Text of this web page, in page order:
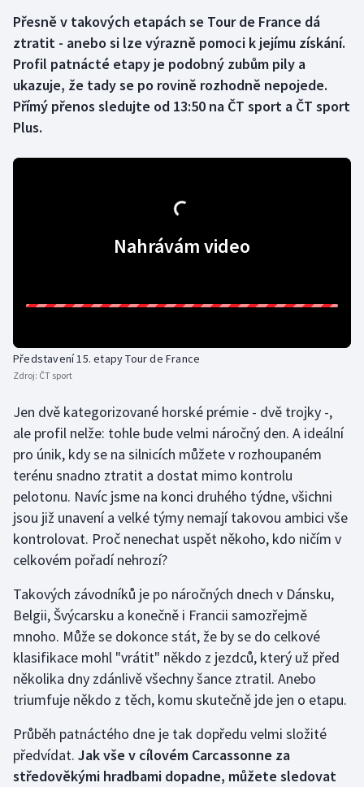
Curling
Cyklistika
Dostihy
Judo
Krasobruslení
Lezení
Lyže a snowboard
Moderní pětiboj
Motorsport
Olympijské hry
Parasport
Plážový volejbal
Ragby
Přesně v takových etapách se Tour de France dá
ztratit - anebo si lze výrazně pomoci k jejímu získání.
Profil patnácté etapy je podobný zubům pily a
ukazuje, že tady se po rovině rozhodně nepojede.
Přímý přenos sledujte od 13:50 na ČT sport a ČT sport
Plus.
Nahrávám video
Představení 15. etapy Tour de France
Zdroj: ČT sport
Jen dvě kategorizované horské prémie - dvě trojky -,
ale profil nelže: tohle bude velmi náročný den. A ideální
pro únik, kdy se na silnicích můžete v rozhoupaném
terénu snadno ztratit a dostat mimo kontrolu
pelotonu. Navíc jsme na konci druhého týdne, všichni
jsou již unavení a velké týmy nemají takovou ambici vše
kontrolovat. Proč nenechat uspět někoho, kdo ničím v
celkovém pořadí nehrozí?
Takových závodníků je po náročných dnech v Dánsku,
Belgii, Švýcarsku a konečně i Francii samozřejmě
mnoho. Může se dokonce stát, že by se do celkové
klasifikace mohl "vrátit" někdo z jezdců, který už před
několika dny zdánlivě všechny šance ztratil. Anebo
triumfuje někdo z těch, komu skutečně jde jen o etapu.
Průběh patnáctého dne je tak dopředu velmi složité
předvídat. Jak vše v cílovém Carcassonne za
středověkými hradbami dopadne, můžete sledovat